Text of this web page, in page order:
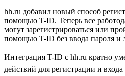
hh.ru добавил новый способ
помощью T-ID. Теперь все
могут зарегистрироваться или
помощью T-ID без ввода пароля и
Интеграция T-ID с hh.ru кратно
действий для регистрации и